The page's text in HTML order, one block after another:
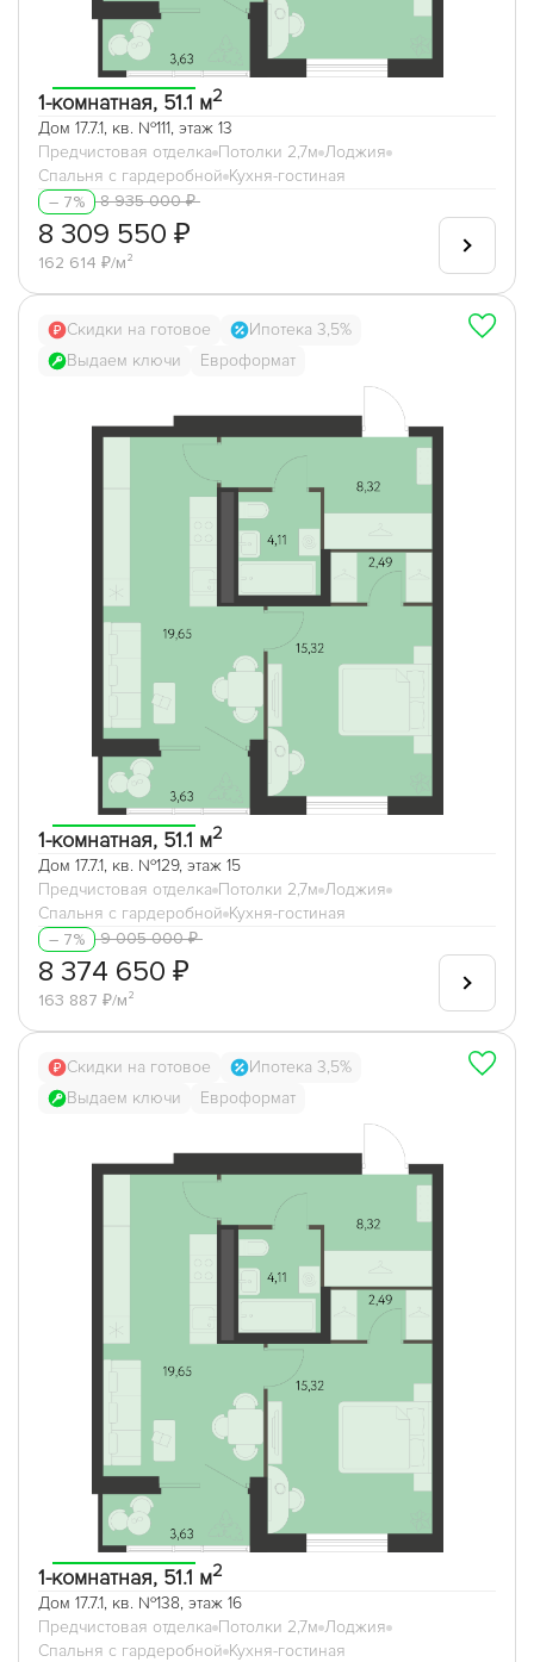
1-комнатная, 51.1 м2
Дом 17.7.1, кв. №111, этаж 13
Предчистовая отделка Потолки 2,7м Лоджия
Спальня с гардеробной Кухня-гостиная
– 7%
8 935 000 ₽
8 309 550 ₽
162 614 ₽/м²
Скидки на готовое
Ипотека 3,5%
Выдаем ключи
Евроформат
1-комнатная, 51.1 м2
Дом 17.7.1, кв. №129, этаж 15
Предчистовая отделка Потолки 2,7м Лоджия
Спальня с гардеробной Кухня-гостиная
– 7%
9 005 000 ₽
8 374 650 ₽
163 887 ₽/м²
Скидки на готовое
Ипотека 3,5%
Выдаем ключи
Евроформат
1-комнатная, 51.1 м2
Дом 17.7.1, кв. №138, этаж 16
Предчистовая отделка Потолки 2,7м Лоджия
Спальня с гардеробной Кухня-гостиная